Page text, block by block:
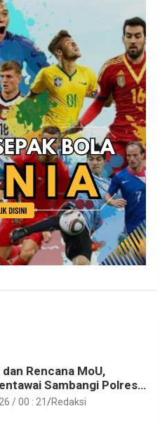
dan Rencana MoU,
Sambangi Polres
/ 00 : 21 Redaksi